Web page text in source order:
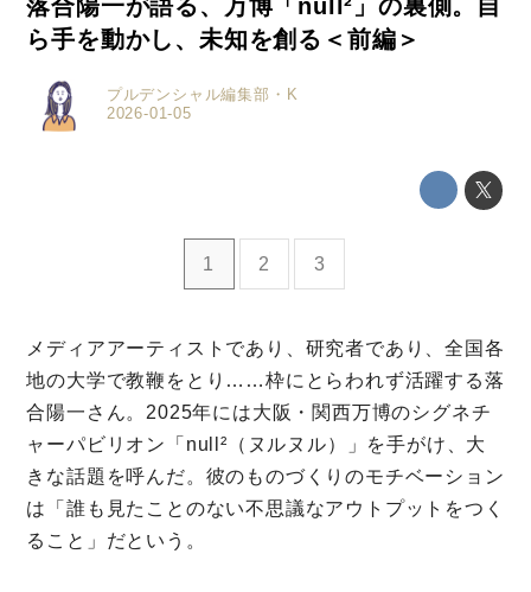
ミモザマガジンとは
My Rules
落合陽一が語る、万博「null²」の裏側。自
ら手を動かし、未知を創る＜前編＞
2026-01-05
プルデンシャル編集部・K
1 2 3
メディアアーティストであり、研究者であり、全国各
地の大学で教鞭をとり……枠にとらわれず活躍する落
合陽一さん。2025年には大阪・関西万博のシグネチ
ャーパビリオン「null²（ヌルヌル）」を手がけ、大
きな話題を呼んだ。彼のものづくりのモチベーション
は「誰も見たことのない不思議なアウトプットをつく
ること」だという。